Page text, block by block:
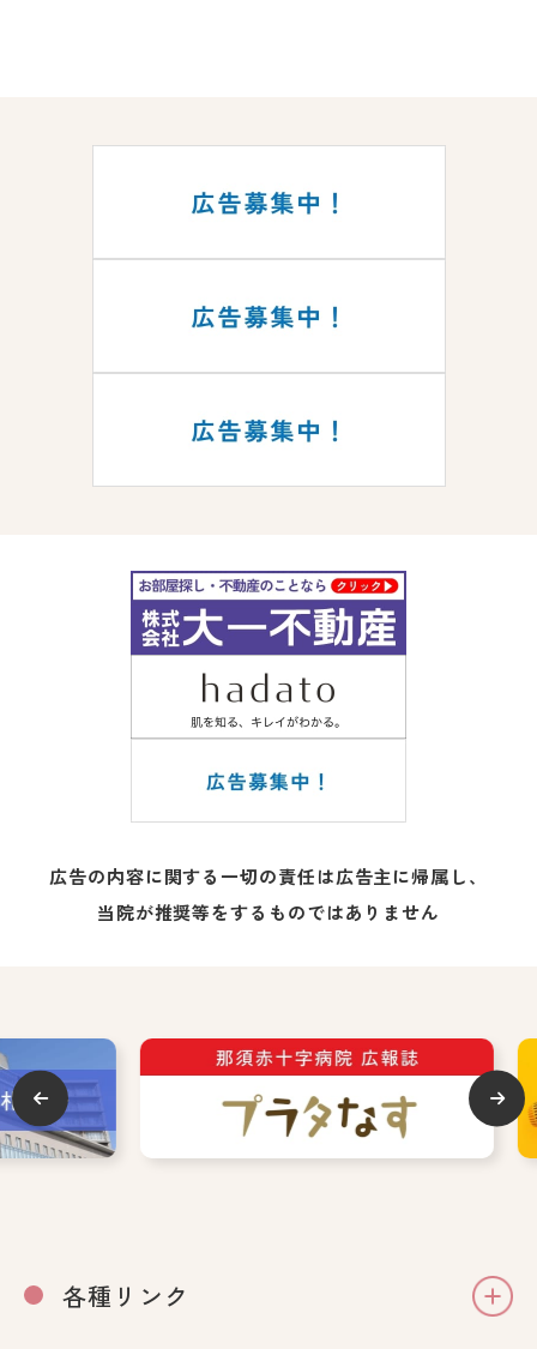
広告の内容に関する一切の責任は広告主に帰属し、
当院が推奨等をするものではありません
各種リンク